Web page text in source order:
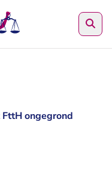
ongegrond